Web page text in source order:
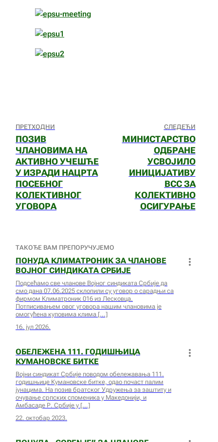
ПРЕТХОДНИ
ПОЗИВ
ЧЛАНОВИМА НА
АКТИВНО УЧЕШЋЕ
У ИЗРАДИ НАЦРТА
ПОСЕБНОГ
КОЛЕКТИВНОГ
УГОВОРА
СЛЕДЕЋИ
МИНИСТАРСТВО
ОДБРАНЕ
УСВОЈИЛО
ИНИЦИЈАТИВУ
ВСС ЗА
КОЛЕКТИВНО
ОСИГУРАЊЕ
ТАКОЂЕ ВАМ ПРЕПОРУЧУЈЕМО
ПОНУДА КЛИМАТРОНИК ЗА ЧЛАНОВЕ
ВОЈНОГ СИНДИКАТА СРБИЈЕ
Подсећамо све чланове Војног синдиката Србије да
смо дана 07.06.2025 склопили су уговор о сарадњи са
фирмом Климатроник 016 из Лесковца.
Потписивањем овог уговора нашим члановима је
омогућена куповима клима
16. јул 2026.
ОБЕЛЕЖЕНА 111. ГОДИШЊИЦА
КУМАНОВСКЕ БИТКЕ
Војни синдикат Србије поводом обележавања 111.
годишњице Кумановске битке, одао почаст палим
јунацима. На позив братског Удружења за заштиту и
очување српских споменика у Македонији, и
Амбасаде Р. Србије у
22. октобар 2023.